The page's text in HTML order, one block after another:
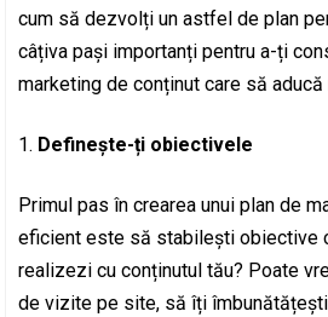
cum să dezvolți un astfel de plan
câțiva pași importanți pentru a-ți
marketing de conținut care să
Definește-ți obiectivele
Primul pas în crearea unui plan de
eficient este să stabilești obiective
realizezi cu conținutul tău? Poate
de vizite pe site, să îți